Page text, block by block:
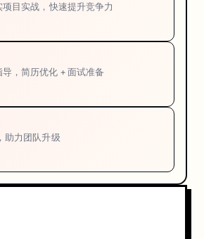
目实战，快速提升竞争力
，简历优化 + 面试准备
助力团队升级